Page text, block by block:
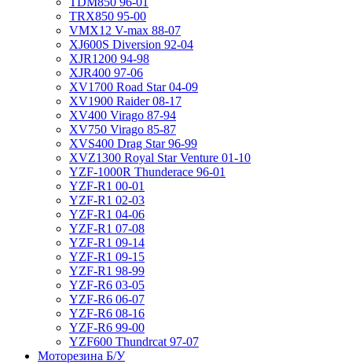
TRX850 95-00
VMX12 V-max 88-07
XJ600S Diversion 92-04
XJR1200 94-98
XJR400 97-06
XV1700 Road Star 04-09
XV1900 Raider 08-17
XV400 Virago 87-94
XV750 Virago 85-87
XVS400 Drag Star 96-99
XVZ1300 Royal Star Venture 01-10
YZF-1000R Thunderace 96-01
YZF-R1 00-01
YZF-R1 02-03
YZF-R1 04-06
YZF-R1 07-08
YZF-R1 09-14
YZF-R1 09-15
YZF-R1 98-99
YZF-R6 03-05
YZF-R6 06-07
YZF-R6 08-16
YZF-R6 99-00
YZF600 Thundrcat 97-07
Моторезина Б/У